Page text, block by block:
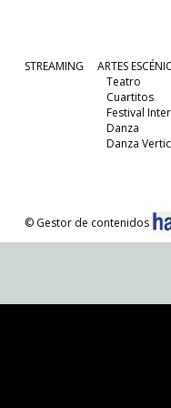
STREAMING
ARTES
Teatro
Cuartitos
Festival
Danza
Danza
© Gestor de contenidos